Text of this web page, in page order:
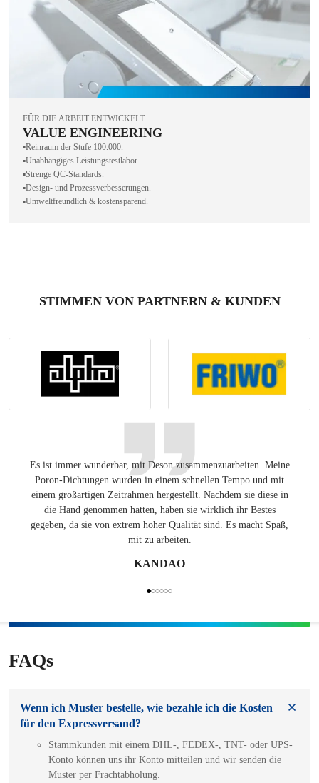
FÜR DIE ARBEIT ENTWICKELT
VALUE ENGINEERING
▪️Reinraum der Stufe 100.000.
▪️Unabhängiges Leistungstestlabor.
▪️Strenge QC-Standards.
▪️Design- und Prozessverbesserungen.
▪️Umweltfreundlich & kostensparend.
STIMMEN VON PARTNERN & KUNDEN
Es ist immer wunderbar, mit Deson zusammenzuarbeiten. Meine
Poron-Dichtungen wurden in einem schnellen Tempo und mit
einem großartigen Zeitrahmen hergestellt. Nachdem sie diese in
die Hand genommen hatten, haben sie wirklich ihr Bestes
gegeben, da sie von extrem hoher Qualität sind. Es macht Spaß,
mit zu arbeiten.
KANDAO
FAQs
Wenn ich Muster bestelle, wie bezahle ich die Kosten
für den Expressversand?
Stammkunden mit einem DHL-, FEDEX-, TNT- oder UPS-
Konto können uns ihr Konto mitteilen und wir senden die
Muster per Frachtabholung.